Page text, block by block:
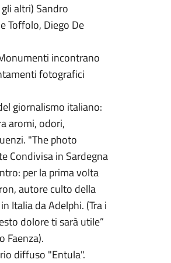
altri) Sandro
Toffolo, Diego De
incontrano
fotografici
giornalismo italiano:
aromi, odori,
"The photo
Condivisa in Sardegna
per la prima volta
autore culto della
Italia da Adelphi. (Tra i
dolore ti sarà utile”
Faenza).
diffuso "Entula".